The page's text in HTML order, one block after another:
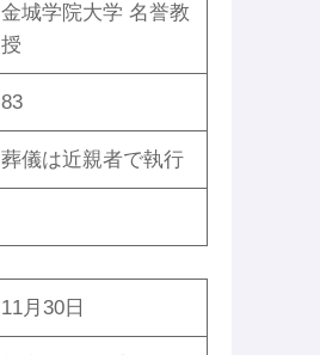
金城学院大学 名誉教
授
83
葬儀は近親者で執行
11月30日